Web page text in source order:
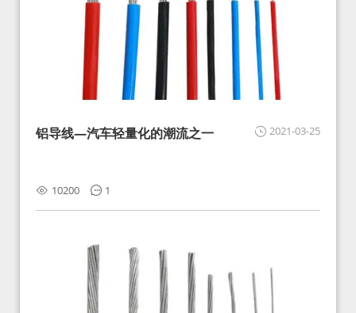
2021-03-25
铝导线—汽车轻量化的潮流之一
10200 1